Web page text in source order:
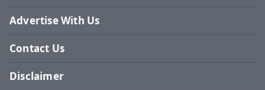
Advertise With Us
Contact Us
Disclaimer